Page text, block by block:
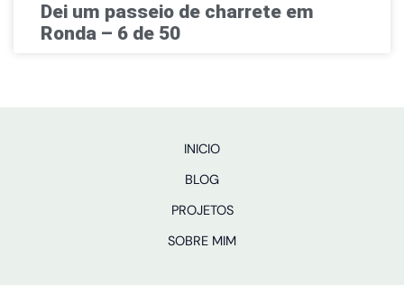
Dei um passeio de charrete em
Ronda – 6 de 50
INICIO
BLOG
PROJETOS
SOBRE MIM